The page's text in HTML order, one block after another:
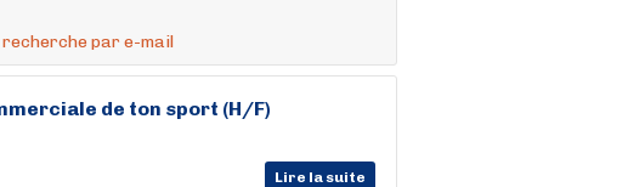
recherche par e-mail
de ton sport (H/F)
Lire la suite